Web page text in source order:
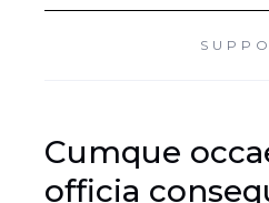
Cumque
officia